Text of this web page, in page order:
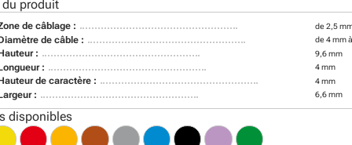
produit
de câblage : de 2,5
de câble : de 4 mm
: 9,6 mm
: 4 mm
de caractère : 4 mm
: 6,6 mm
disponibles